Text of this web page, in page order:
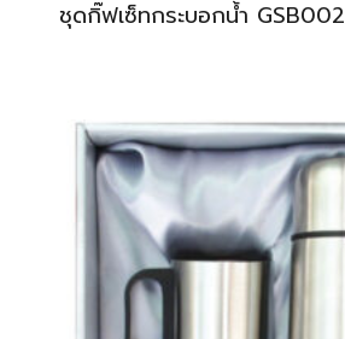
ชุดกิ๊ฟเซ็ทกระบอกน้ำ GSB002